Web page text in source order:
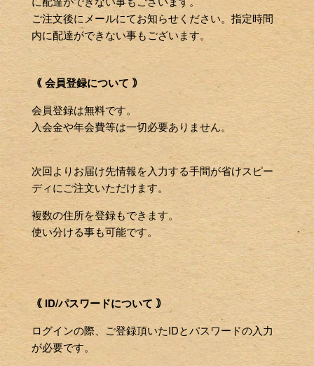
ご注文後にメールにてお知らせください。指定時間
内に配達ができない事もございます。
｟ 会員登録について ｠
会員登録は無料です。
入会金や年会費等は一切必要ありません。
次回よりお届け先情報を入力する手間が省けスピー
ディにご注文いただけます。
複数の住所を登録もできます。
使い分ける事も可能です。
｟ ID/パスワードについて ｠
ログインの際、ご登録頂いたIDとパスワードの入力
が必要です。